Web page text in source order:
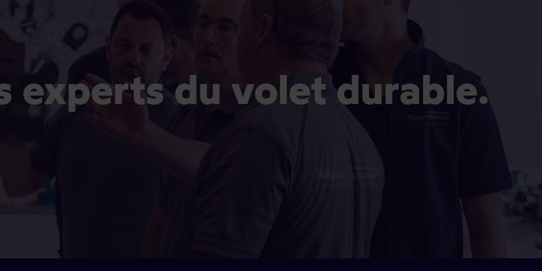
experts du volet durable.